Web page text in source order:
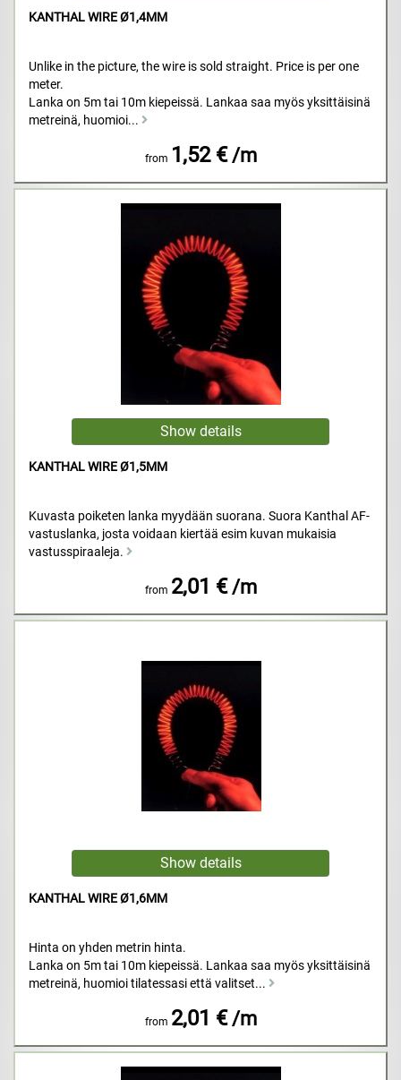
KANTHAL WIRE Ø1,4MM
Unlike in the picture, the wire is sold straight. Price is per one
meter.
Lanka on 5m tai 10m kiepeissä. Lankaa saa myös yksittäisinä
metreinä, huomioi...
from 1,52 € /m
KANTHAL WIRE Ø1,5MM
Kuvasta poiketen lanka myydään suorana. Suora Kanthal AF-
vastuslanka, josta voidaan kiertää esim kuvan mukaisia
vastusspiraaleja.
from 2,01 € /m
KANTHAL WIRE Ø1,6MM
Hinta on yhden metrin hinta.
Lanka on 5m tai 10m kiepeissä. Lankaa saa myös yksittäisinä
metreinä, huomioi tilatessasi että valitset...
from 2,01 € /m